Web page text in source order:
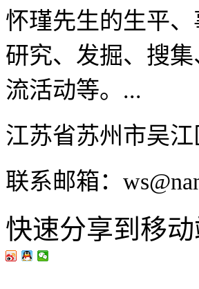
怀瑾先生的生平
研究、发掘、搜
流活动等。...
江苏省苏州市吴
联系邮箱：
快速分享到移动